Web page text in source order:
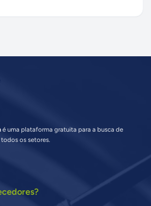
é uma plataforma gratuita para a busca de
os setores.